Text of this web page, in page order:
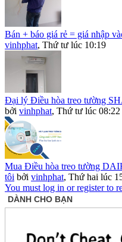
Bán + báo giá rẻ = giá nhập
vinhphat, Thứ tư lúc 10:19
Đại lý Điều hòa treo tường
bởi vinhphat, Thứ tư lúc 08:22
Mua Điều hòa treo tường
tôi bởi vinhphat, Thứ hai lúc
You must log in or register to